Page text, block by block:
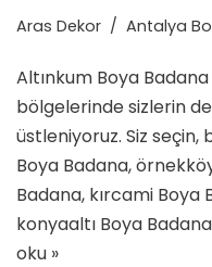
Aras Dekor Antalya
Altınkum Boya
bölgelerinde sizlerin
üstleniyoruz. Siz seçin,
Boya Badana,
Badana, kırcami Boya
konyaaltı Boya
oku »